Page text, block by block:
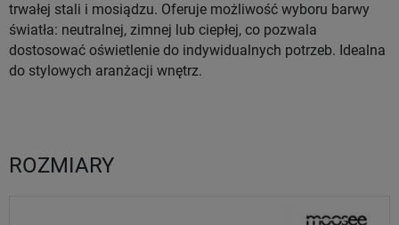
trwałej stali i mosiądzu. Oferuje możliwość wyboru barwy
światła: neutralnej, zimnej lub ciepłej, co pozwala
dostosować oświetlenie do indywidualnych potrzeb. Idealna
do stylowych aranżacji wnętrz.
ROZMIARY